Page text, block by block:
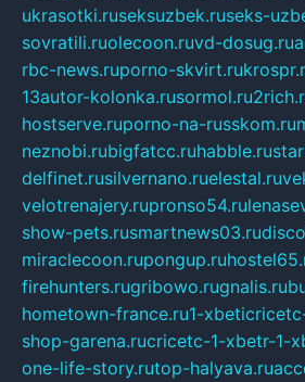
ukrasotki.ruseksuzbek.ruseks-
sovratili.ruolecoon.ruvd-dosug.ru
rbc-news.ruporno-skvirt.ru
13autor-kolonka.rusormol.ru
hostserve.ruporno-na-russkom.ru
neznobi.rubigfatcc.ruhabble.ru
delfinet.rusilvernano.ruelestal.ru
velotrenajery.rupronso54.ru
show-pets.rusmartnews03.ru
miraclecoon.rupongup.ru
firehunters.rugribowo.rugnalis.ru
hometown-france.ru1-
shop-garena.rucricetc-1-xbetr-1-
one-life-story.rutop-halyava.ru